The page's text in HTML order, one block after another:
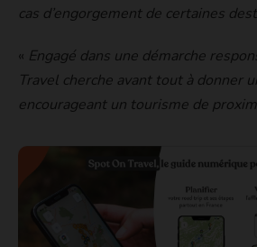
cas d’engorgement de certaines
« Engagé dans une démarche
Travel cherche avant tout à donner
encourageant un tourisme de